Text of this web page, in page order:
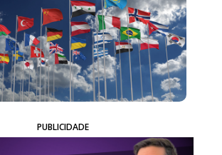
PUBLICIDADE